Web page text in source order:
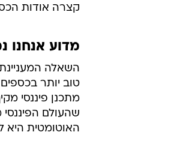
קצרה אודות
מדוע אנחנו
השאלה
טוב יותר
שהעולם
האוטומטית היא